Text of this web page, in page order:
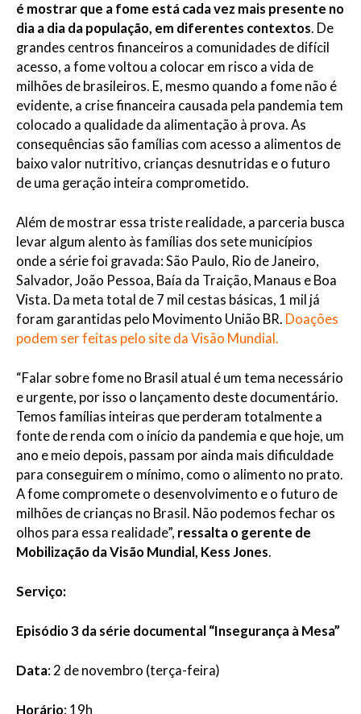
é mostrar que a fome está cada vez mais presente no
dia a dia da população, em diferentes contextos. De
grandes centros financeiros a comunidades de difícil
acesso, a fome voltou a colocar em risco a vida de
milhões de brasileiros. E, mesmo quando a fome não é
evidente, a crise financeira causada pela pandemia tem
colocado a qualidade da alimentação à prova. As
consequências são famílias com acesso a alimentos de
baixo valor nutritivo, crianças desnutridas e o futuro
de uma geração inteira comprometido.
Além de mostrar essa triste realidade, a parceria busca
levar algum alento às famílias dos sete municípios
onde a série foi gravada: São Paulo, Rio de Janeiro,
Salvador, João Pessoa, Baía da Traição, Manaus e Boa
Vista. Da meta total de 7 mil cestas básicas, 1 mil já
foram garantidas pelo Movimento União BR. Doações
podem ser feitas pelo site da Visão Mundial.
“Falar sobre fome no Brasil atual é um tema necessário
e urgente, por isso o lançamento deste documentário.
Temos famílias inteiras que perderam totalmente a
fonte de renda com o início da pandemia e que hoje, um
ano e meio depois, passam por ainda mais dificuldade
para conseguirem o mínimo, como o alimento no prato.
A fome compromete o desenvolvimento e o futuro de
milhões de crianças no Brasil. Não podemos fechar os
olhos para essa realidade”, ressalta o gerente de
Mobilização da Visão Mundial, Kess Jones.
Serviço:
Episódio 3 da série documental “Insegurança à Mesa”
Data: 2 de novembro (terça-feira)
Horário: 19h